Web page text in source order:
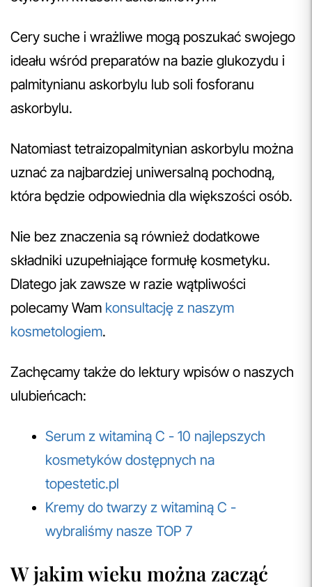
Cery suche i wrażliwe mogą poszukać swojego
ideału wśród preparatów na bazie glukozydu i
palmitynianu askorbylu lub soli fosforanu
askorbylu.
Natomiast tetraizopalmitynian askorbylu można
uznać za najbardziej uniwersalną pochodną,
która będzie odpowiednia dla większości osób.
Nie bez znaczenia są również dodatkowe
składniki uzupełniające formułę kosmetyku.
Dlatego jak zawsze w razie wątpliwości
polecamy Wam konsultację z naszym
kosmetologiem.
Zachęcamy także do lektury wpisów o naszych
ulubieńcach:
Serum z witaminą C - 10 najlepszych
kosmetyków dostępnych na
topestetic.pl
Kremy do twarzy z witaminą C -
wybraliśmy nasze TOP 7
W jakim wieku można zacząć